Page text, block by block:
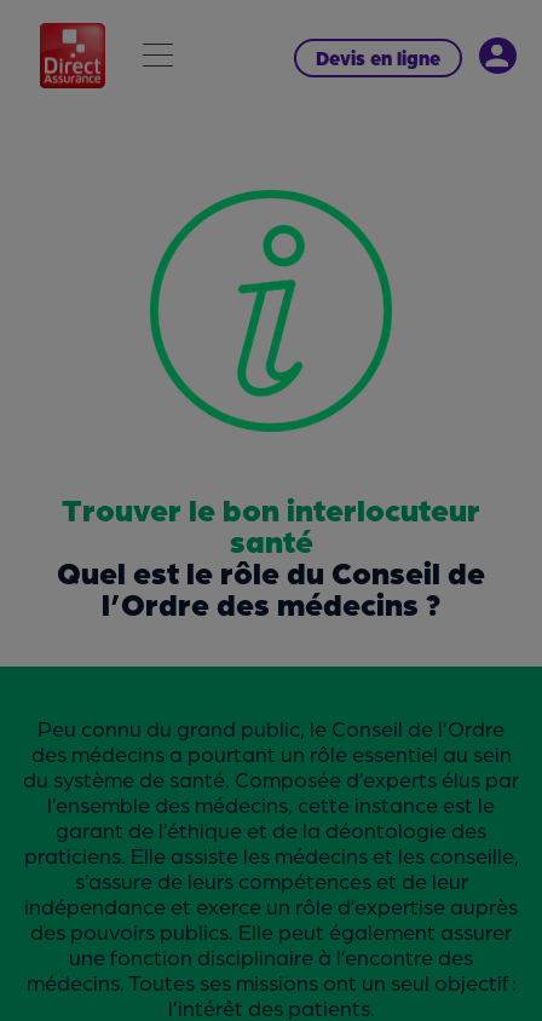
Devis en ligne
Trouver le bon interlocuteur
santé
Quel est le rôle du Conseil de
l’Ordre des médecins ?
Peu connu du grand public, le Conseil de l’Ordre
des médecins a pourtant un rôle essentiel au sein
du système de santé. Composée d’experts élus par
l’ensemble des médecins, cette instance est le
garant de l’éthique et de la déontologie des
praticiens. Elle assiste les médecins et les conseille,
s’assure de leurs compétences et de leur
indépendance et exerce un rôle d’expertise auprès
des pouvoirs publics. Elle peut également assurer
une fonction disciplinaire à l’encontre des
médecins. Toutes ses missions ont un seul objectif :
l’intérêt des patients.